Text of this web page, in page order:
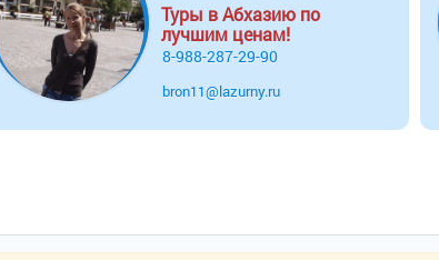
Туры в Абхазию по
лучшим ценам!
8-988-287-29-90
bron11@lazurny.ru